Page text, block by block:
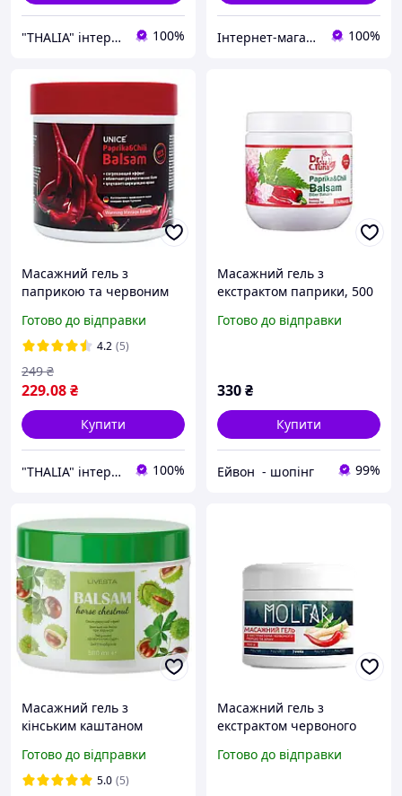
"THALIA" інтернет-магазин натуральної косметики 100% Інтернет-магазин "Домашня Аптечка" 100%
Масажний гель з
паприкою та червоним
Готово до відправки
4.2 (5)
229.08₴
249 ₴
Купити
"THALIA" інтернет-магазин натуральної косметики 100%
Масажний гель з
екстрактом паприки, 500
Готово до відправки
330₴
Купити
Ейвон - шопінг 99%
Масажний гель з
кінським каштаном
Готово до відправки
5.0 (5)
Масажний гель з
екстрактом червоного
effect" Jerelia
Готово до відправки